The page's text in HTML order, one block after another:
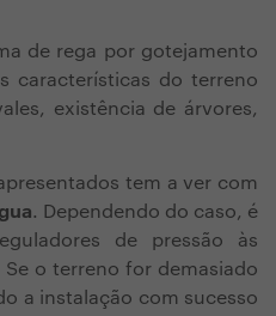
de rega por gotejamento
características do terreno
existência de árvores,
tem a ver com
. Dependendo do caso, é
de pressão às
o terreno for demasiado
a instalação com sucesso